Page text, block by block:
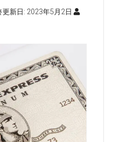
更新日: 2023年5月2日